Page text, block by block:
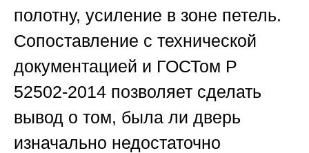
полотну, усиление в зоне петель.
Сопоставление с технической
документацией и ГОСТом Р
52502-2014 позволяет сделать
вывод о том, была ли дверь
изначально недостаточно